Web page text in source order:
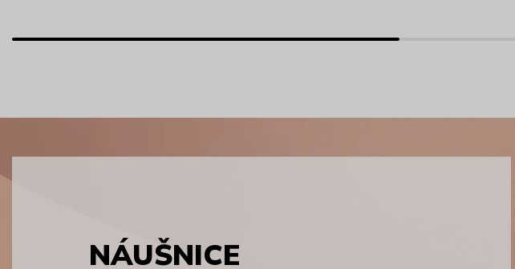
NÁUŠNICE